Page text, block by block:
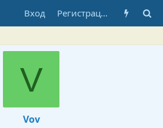
Вход Регистрация
V
Vov